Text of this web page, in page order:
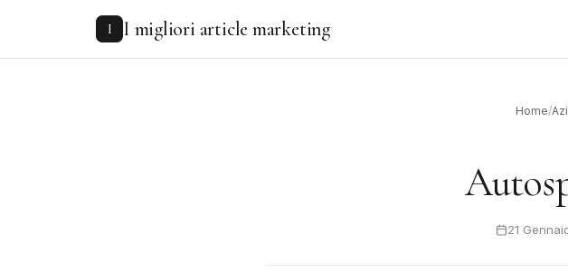
I I migliori article marketing
Home/
21